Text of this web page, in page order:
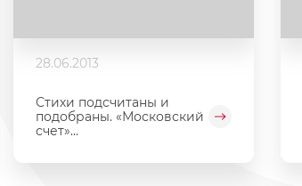
28.06.2013
Стихи подсчитаны и
подобраны. «Московский
счет»...